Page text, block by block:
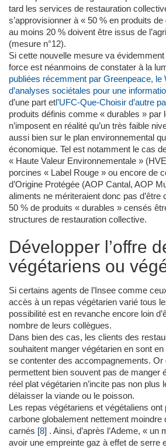
tard les services de restauration
s’approvisionner à « 50 % en produits
au moins 20 % doivent être issus de
(mesure n°12).
Si cette nouvelle mesure va
force est néanmoins de constater à la
publiées récemment par Greenpeace, le
d’analyses sociétales pour une
d’une part et l’UFC-Que-Choisir d’autre
produits définis comme « durables » par
n’imposent en réalité qu’un très faible
aussi bien sur le plan environnemental
économique. Tel est notamment le cas
« Haute Valeur Environnementale »
porcines « Label Rouge » ou encore de
d’Origine Protégée (AOP Cantal, AOP
aliments ne mériteraient donc pas d’être
50 % de produits « durables » censés
structures de restauration collective.
Développer l’offre
végétariens ou
Si certains agents de l’Insee comme
accès à un repas végétarien varié tous
possibilité est en revanche encore loin
nombre de leurs collègues.
Dans bien des cas, les clients des
souhaitent manger végétarien en sont
se contenter des accompagnements. Or
permettent bien souvent pas de manger
réel plat végétarien n’incite pas non
délaisser la viande ou le poisson.
Les repas végétariens et végétaliens
carbone globalement nettement moindre
carnés [8] . Ainsi, d’après l’Ademe, « un
avoir une empreinte gaz à effet de serre